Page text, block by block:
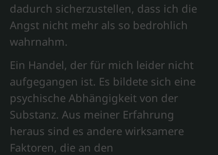
dadurch sicherzustellen, dass ich die
Angst nicht mehr als so bedrohlich
wahrnahm.
Ein Handel, der für mich leider nicht
aufgegangen ist. Es bildete sich eine
psychische Abhängigkeit von der
Substanz. Aus meiner Erfahrung
heraus sind es andere wirksamere
Faktoren, die an den